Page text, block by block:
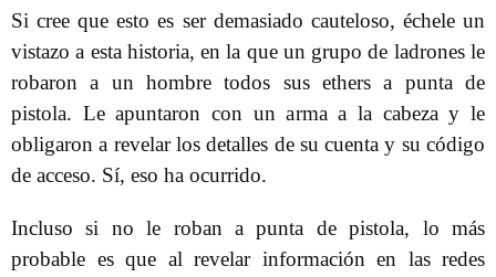
Si cree que esto es ser demasiado cauteloso, échele un
vistazo a esta historia, en la que un grupo de ladrones le
robaron a un hombre todos sus ethers a punta de
pistola. Le apuntaron con un arma a la cabeza y le
obligaron a revelar los detalles de su cuenta y su código
de acceso. Sí, eso ha ocurrido.
Incluso si no le roban a punta de pistola, lo más
probable es que al revelar información en las redes